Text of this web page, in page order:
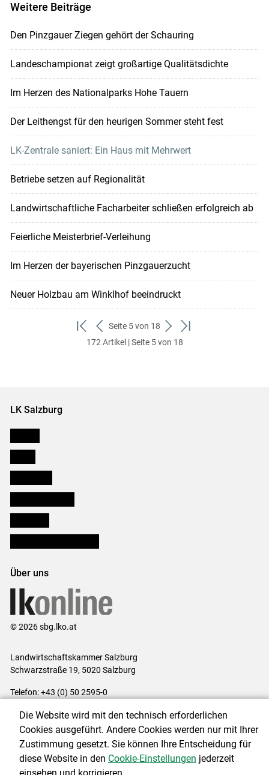
Weitere Beiträge
Den Pinzgauer Ziegen gehört der Schauring
Landeschampionat zeigt großartige Qualitätsdichte
Im Herzen des Nationalparks Hohe Tauern
Der Leithengst für den heurigen Sommer steht fest
LK-Zentrale saniert: Ein Haus mit Mehrwert
Betriebe setzen auf Regionalität
Landwirtschaftliche Facharbeiter schließen erfolgreich ab
Feierliche Meisterbrief-Verleihung
Im Herzen der bayerischen Pinzgauerzucht
Neuer Holzbau am Winklhof beeindruckt
zum
ersten
zurück
zum
Seite 5 von 18
weiter
zum
zum
172 Artikel | Seite 5 von 18
LK Salzburg
Über uns
© 2026 sbg.lko.at
Landwirtschaftskammer Salzburg
Schwarzstraße 19, 5020 Salzburg
Telefon: +43 (0) 50 2595-0
Impressum|Kontakt|Datenschutzerklärung|Barrierefreiheit|
Cookie-Einstellungen
Die Website wird mit den technisch erforderlichen
Cookies ausgeführt. Andere Cookies werden nur mit Ihrer
Zustimmung gesetzt. Sie können Ihre Entscheidung für
diese Website in den Cookie-Einstellungen jederzeit